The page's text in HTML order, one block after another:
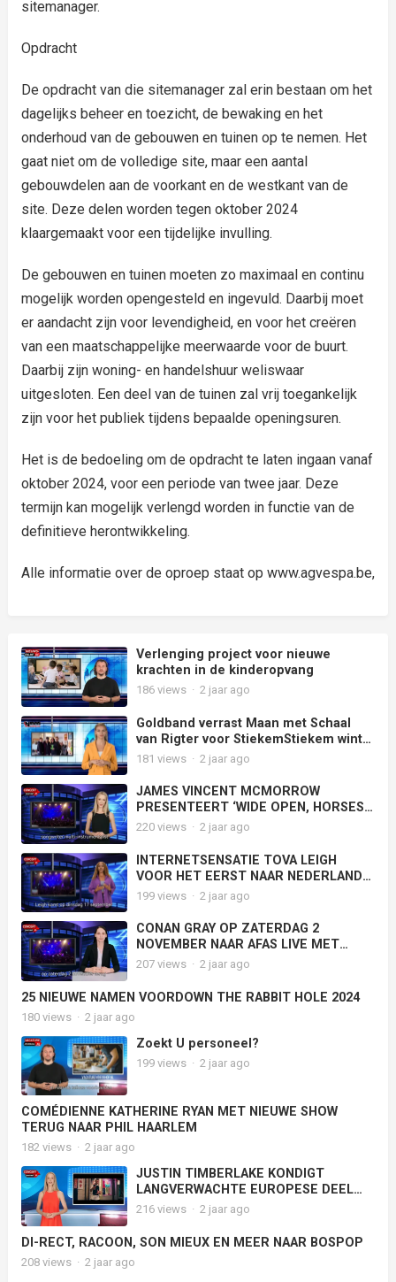
sitemanager.
Opdracht
De opdracht van die sitemanager zal erin bestaan om het
dagelijks beheer en toezicht, de bewaking en het
onderhoud van de gebouwen en tuinen op te nemen. Het
gaat niet om de volledige site, maar een aantal
gebouwdelen aan de voorkant en de westkant van de
site. Deze delen worden tegen oktober 2024
klaargemaakt voor een tijdelijke invulling.
De gebouwen en tuinen moeten zo maximaal en continu
mogelijk worden opengesteld en ingevuld. Daarbij moet
er aandacht zijn voor levendigheid, en voor het creëren
van een maatschappelijke meerwaarde voor de buurt.
Daarbij zijn woning- en handelshuur weliswaar
uitgesloten. Een deel van de tuinen zal vrij toegankelijk
zijn voor het publiek tijdens bepaalde openingsuren.
Het is de bedoeling om de opdracht te laten ingaan vanaf
oktober 2024, voor een periode van twee jaar. Deze
termijn kan mogelijk verlengd worden in functie van de
definitieve herontwikkeling.
Alle informatie over de oproep staat op www.agvespa.be,
Verlenging project voor nieuwe
krachten in de kinderopvang
186views · 2 jaar ago
Goldband verrast Maan met Schaal
van Rigter voor StiekemStiekem wint
hiermee de eerste 3FM Award van
Nederlandse track
181 views · 2 jaar ago
JAMES VINCENT MCMORROW
PRESENTEERT ‘WIDE OPEN, HORSES’
OP 19 JUNI IN CARRÉ AMSTERDAM
220views · 2 jaar ago
INTERNETSENSATIE TOVA LEIGH
VOOR HET EERST NAAR NEDERLAND
VOOR COMEDYSHOW
199views · 2 jaar ago
CONAN GRAY OP ZATERDAG 2
NOVEMBER NAAR AFAS LIVE MET
‘FOUND HEAVEN ON TOUR’
207views · 2 jaar ago
25 NIEUWE NAMEN VOORDOWN THE RABBIT HOLE 2024
180views · 2 jaar ago
Zoekt U personeel?
199views · 2 jaar ago
COMÉDIENNE KATHERINE RYAN MET NIEUWE SHOW
TERUG NAAR PHIL HAARLEM
182views · 2 jaar ago
JUSTIN TIMBERLAKE KONDIGT
LANGVERWACHTE EUROPESE DEEL
‘THE FORGET TOMORROW WORLD
216views · 2 jaar ago
DI-RECT, RACOON, SON MIEUX EN MEER NAAR BOSPOP
208views · 2 jaar ago